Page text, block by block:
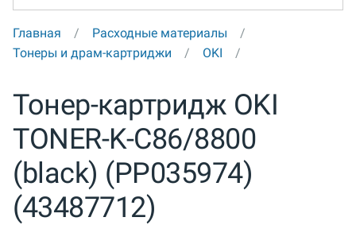
Главная
Расходные материалы
Тонеры и драм-картриджи
OKI
Тонер-картридж OKI
TONER-K-C86/8800
(black) (PP035974)
(43487712)